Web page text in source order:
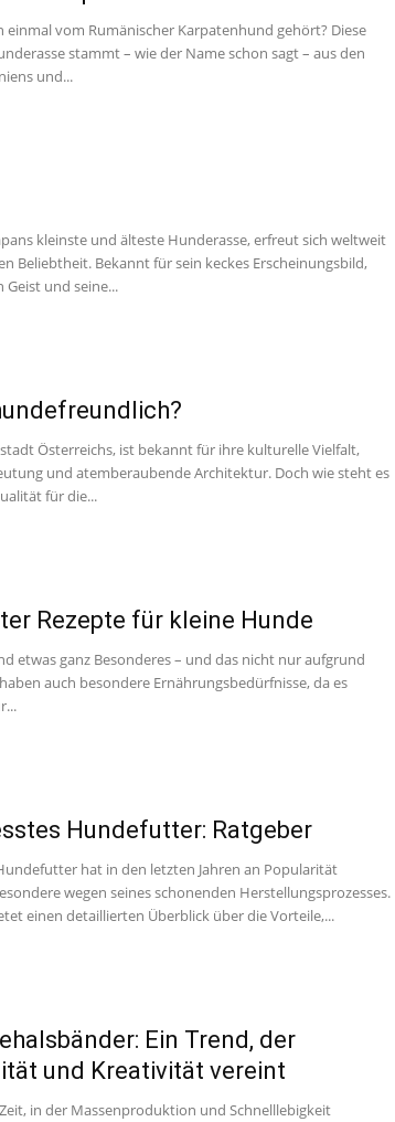
und
einmal vom Rumänischer Karpatenhund gehört? Diese
stammt – wie der Name schon sagt – aus den
und...
kleinste und älteste Hunderasse, erfreut sich weltweit
Beliebtheit. Bekannt für sein keckes Erscheinungsbild,
und seine...
Österreichs, ist bekannt für ihre kulturelle Vielfalt,
und atemberaubende Architektur. Doch wie steht es
für die...
Rezepte für kleine Hunde
etwas ganz Besonderes – und das nicht nur aufgrund
auch besondere Ernährungsbedürfnisse, da es
Hundefutter: Ratgeber
hat in den letzten Jahren an Popularität
wegen seines schonenden Herstellungsprozesses.
einen detaillierten Überblick über die Vorteile,...
Ein Trend, der
und Kreativität vereint
in der Massenproduktion und Schnelllebigkeit